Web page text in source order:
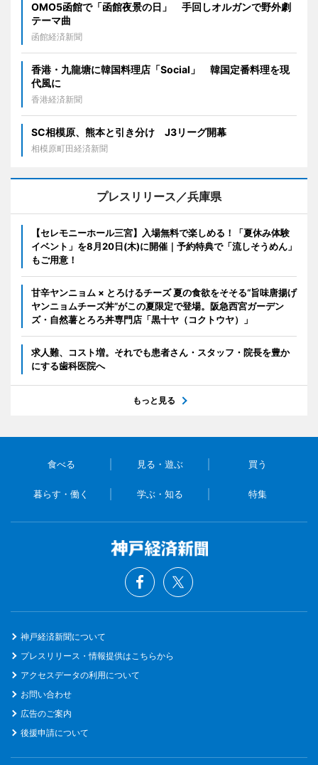
OMO5函館で「函館夜景の日」 手回しオルガンで野外劇
テーマ曲
函館経済新聞
香港・九龍塘に韓国料理店「Social」 韓国定番料理を現
代風に
香港経済新聞
SC相模原、熊本と引き分け J3リーグ開幕
相模原町田経済新聞
プレスリリース／兵庫県
【セレモニーホール三宮】入場無料で楽しめる！「夏休み体験
イベント」を8月20日(木)に開催｜予約特典で「流しそうめん」
もご用意！
甘辛ヤンニョム × とろけるチーズ 夏の食欲をそそる“旨味唐揚げ
ヤンニョムチーズ丼”がこの夏限定で登場。阪急西宮ガーデン
ズ・自然薯とろろ丼専門店「黒十ヤ（コクトウヤ）」
求人難、コスト増。それでも患者さん・スタッフ・院長を豊か
にする歯科医院へ
もっと見る
食べる 見る・遊ぶ 買う
暮らす・働く 学ぶ・知る 特集
神戸経済新聞について
プレスリリース・情報提供はこちらから
アクセスデータの利用について
お問い合わせ
広告のご案内
後援申請について